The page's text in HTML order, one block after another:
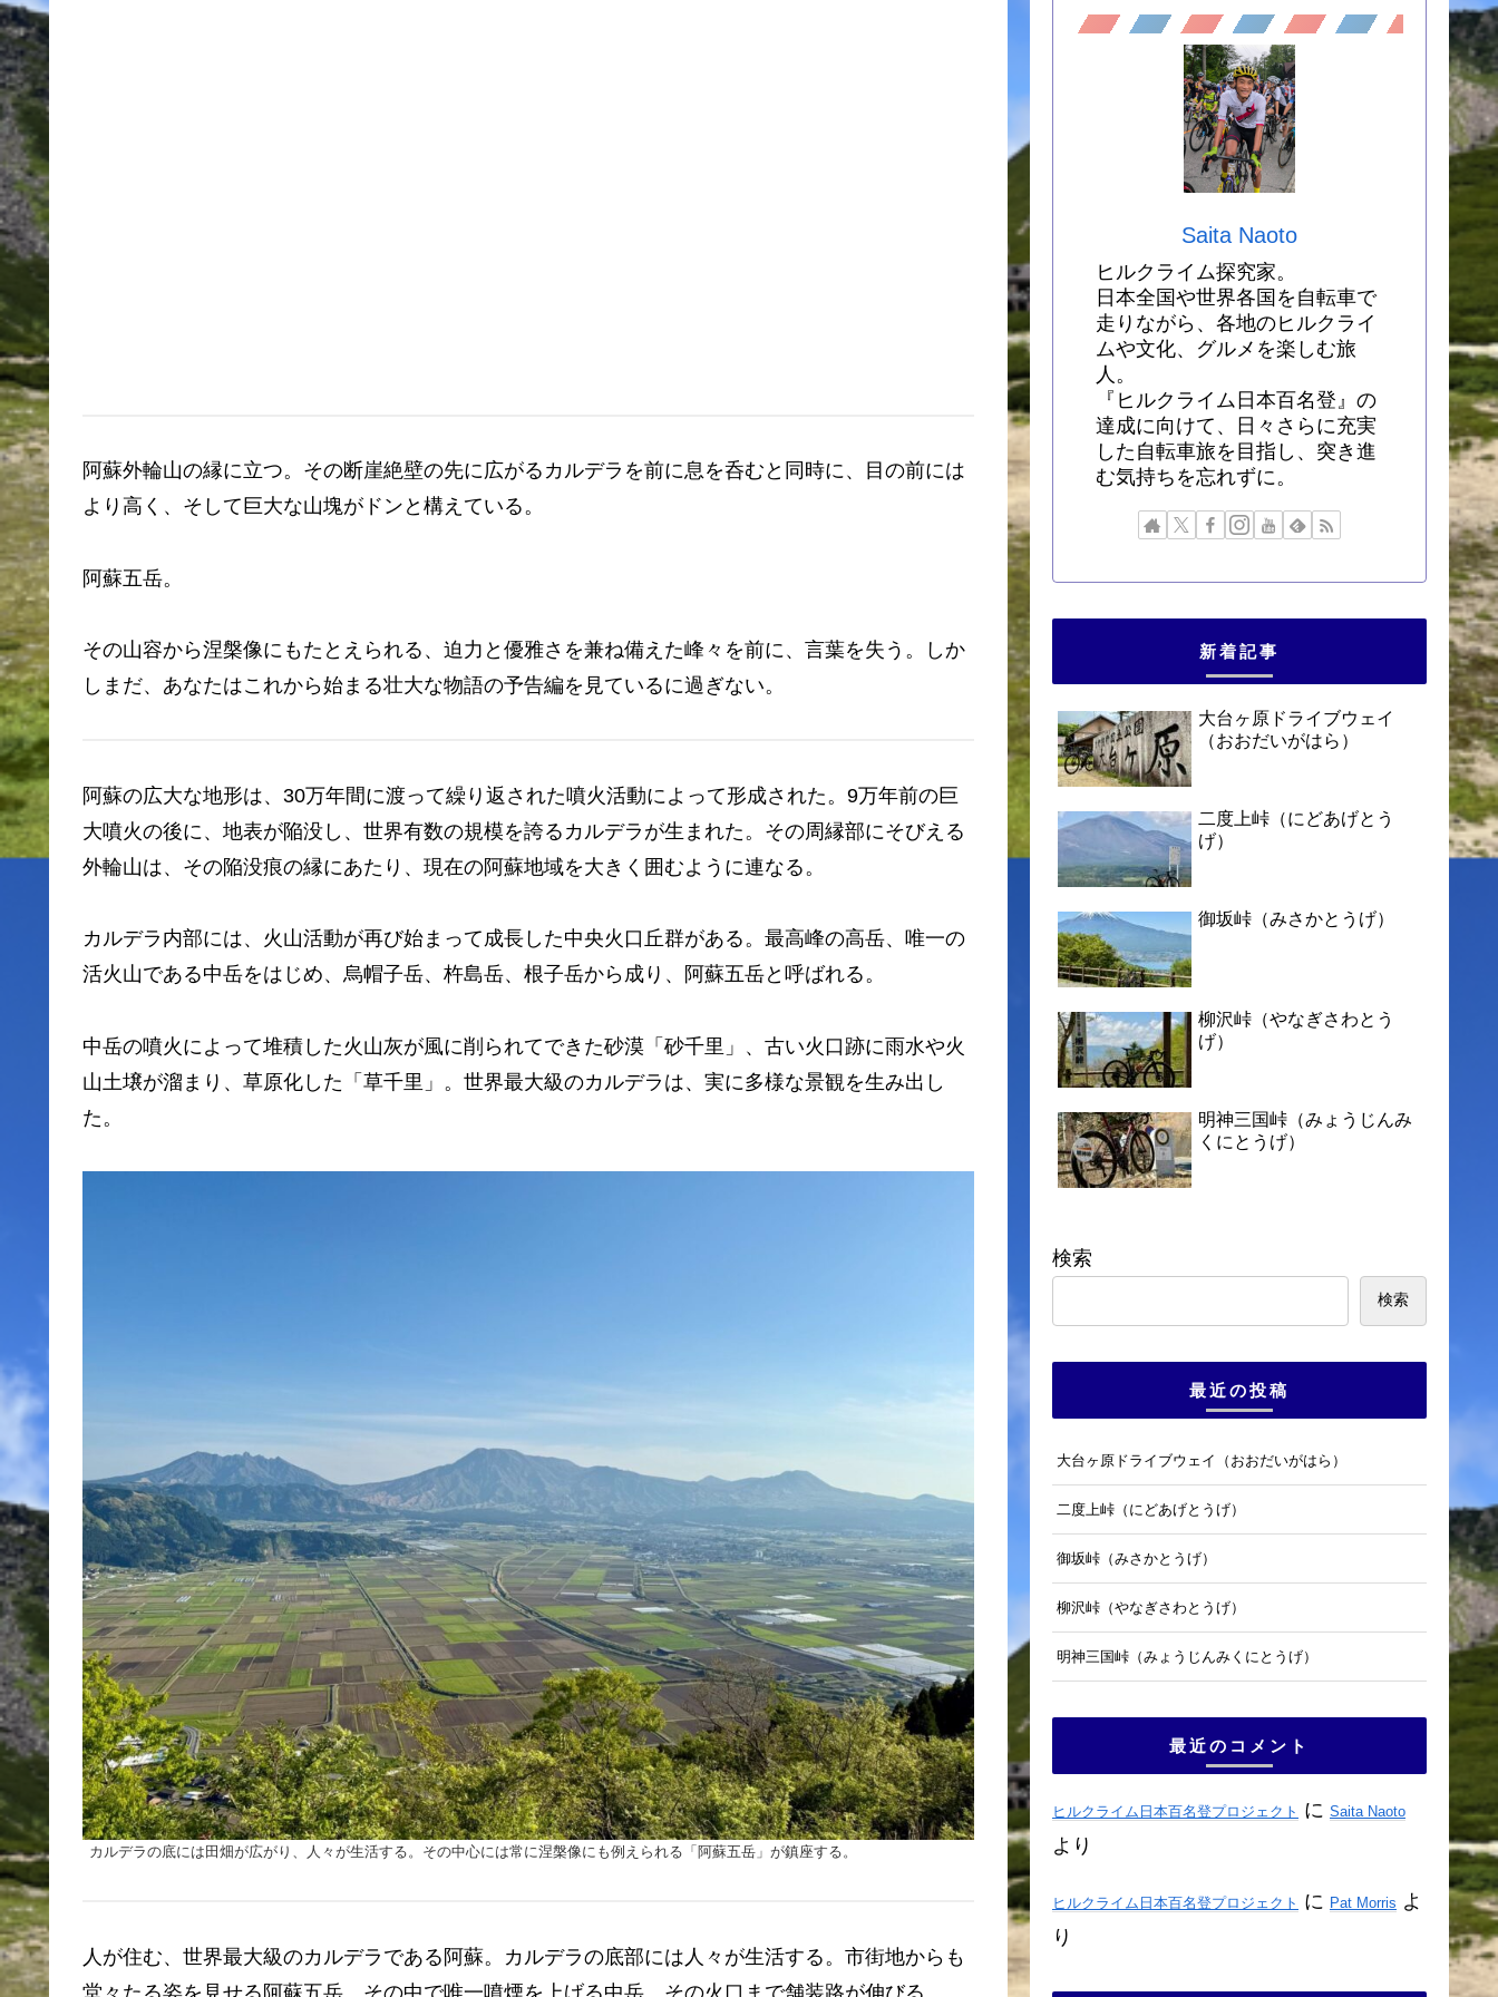
阿蘇外輪山の縁に立つ。その断崖絶壁の先に広がるカルデラを前に息を呑むと同時に、目の前には
より高く、そして巨大な山塊がドンと構えている。
阿蘇五岳。
その山容から涅槃像にもたとえられる、迫力と優雅さを兼ね備えた峰々を前に、言葉を失う。しか
しまだ、あなたはこれから始まる壮大な物語の予告編を見ているに過ぎない。
阿蘇の広大な地形は、30万年間に渡って繰り返された噴火活動によって形成された。9万年前の巨
大噴火の後に、地表が陥没し、世界有数の規模を誇るカルデラが生まれた。その周縁部にそびえる
外輪山は、その陥没痕の縁にあたり、現在の阿蘇地域を大きく囲むように連なる。
カルデラ内部には、火山活動が再び始まって成長した中央火口丘群がある。最高峰の高岳、唯一の
活火山である中岳をはじめ、烏帽子岳、杵島岳、根子岳から成り、阿蘇五岳と呼ばれる。
中岳の噴火によって堆積した火山灰が風に削られてできた砂漠「砂千里」、古い火口跡に雨水や火
山土壌が溜まり、草原化した「草千里」。世界最大級のカルデラは、実に多様な景観を生み出し
た。
カルデラの底には田畑が広がり、人々が生活する。その中心には常に涅槃像にも例えられる「阿蘇五岳」が鎮座する。
人が住む、世界最大級のカルデラである阿蘇。カルデラの底部には人々が生活する。市街地からも
堂々たる姿を見せる阿蘇五岳。その中で唯一噴煙を上げる中岳。その火口まで舗装路が伸びる。
Saita Naoto
ヒルクライム探究家。
日本全国や世界各国を自転車で
走りながら、各地のヒルクライ
ムや文化、グルメを楽しむ旅
人。
『ヒルクライム日本百名登』の
達成に向けて、日々さらに充実
した自転車旅を目指し、突き進
む気持ちを忘れずに。
新着記事
大台ヶ原ドライブウェイ
（おおだいがはら）
二度上峠（にどあげとう
げ）
御坂峠（みさかとうげ）
柳沢峠（やなぎさわとう
げ）
明神三国峠（みょうじんみ
くにとうげ）
検索
検索
最近の投稿
大台ヶ原ドライブウェイ（おおだいがはら）
二度上峠（にどあげとうげ）
御坂峠（みさかとうげ）
柳沢峠（やなぎさわとうげ）
明神三国峠（みょうじんみくにとうげ）
最近のコメント
ヒルクライム日本百名登プロジェクト に Saita Naoto
より
ヒルクライム日本百名登プロジェクト に Pat Morris よ
り